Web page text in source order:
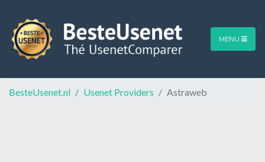
MENU
BesteUsenet.nl Usenet Providers Astraweb